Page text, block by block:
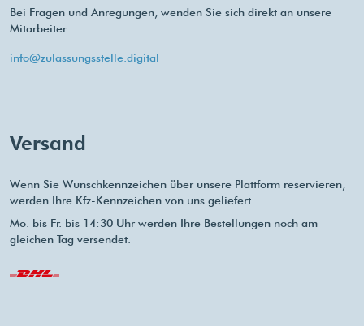
Bei Fragen und Anregungen, wenden Sie sich direkt an unsere
Mitarbeiter
info@zulassungsstelle.digital
Versand
Wenn Sie Wunschkennzeichen über unsere Plattform reservieren,
werden Ihre Kfz-Kennzeichen von uns geliefert.
Mo. bis Fr. bis 14:30 Uhr werden Ihre Bestellungen noch am
gleichen Tag versendet.